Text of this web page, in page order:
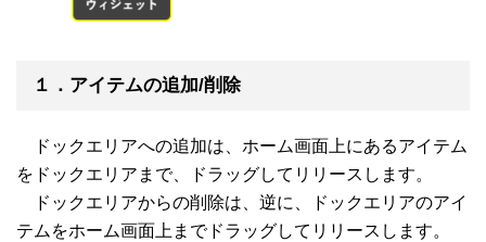
１．アイテムの追加/削除
ドックエリアへの追加は、ホーム画面上にあるアイテム
をドックエリアまで、ドラッグしてリリースします。
ドックエリアからの削除は、逆に、ドックエリアのアイ
テムをホーム画面上までドラッグしてリリースします。